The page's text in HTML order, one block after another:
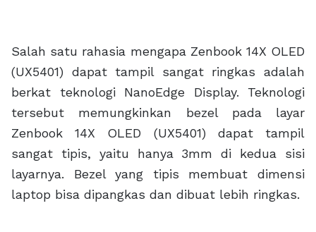
Salah satu rahasia mengapa Zenbook 14X OLED
(UX5401) dapat tampil sangat ringkas adalah
berkat teknologi NanoEdge Display. Teknologi
tersebut memungkinkan bezel pada layar
Zenbook 14X OLED (UX5401) dapat tampil
sangat tipis, yaitu hanya 3mm di kedua sisi
layarnya. Bezel yang tipis membuat dimensi
laptop bisa dipangkas dan dibuat lebih ringkas.